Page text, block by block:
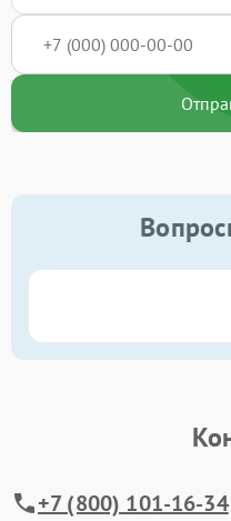
+7 (800) 101-16-34